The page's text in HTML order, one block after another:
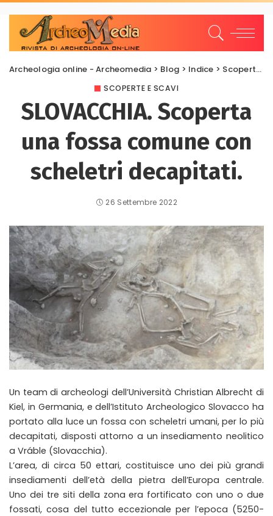
Archeologia online - Archeomedia > Blog > Indice > Scoperte e scavi
SCOPERTE E SCAVI
SLOVACCHIA. Scoperta
una fossa comune con
scheletri decapitati.
26 Settembre 2022
Un team di archeologi dell’Università Christian Albrecht di
Kiel, in Germania, e dell’Istituto Archeologico Slovacco ha
portato alla luce un fossa con scheletri umani, per lo più
decapitati, disposti attorno a un insediamento neolitico
a Vráble (Slovacchia).
L’area, di circa 50 ettari, costituisce uno dei più grandi
insediamenti dell’età della pietra dell’Europa centrale.
Uno dei tre siti della zona era fortificato con uno o due
fossati, cosa del tutto eccezionale per l’epoca (5250-